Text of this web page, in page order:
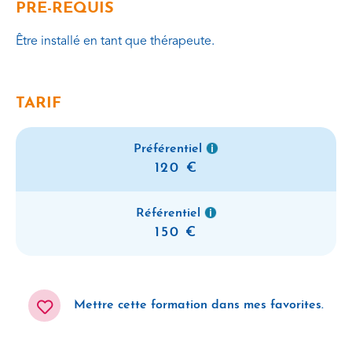
PRÉ-REQUIS
Être installé en tant que thérapeute.
TARIF
Préférentiel
120
Référentiel
150
Mettre cette formation dans mes favorites.